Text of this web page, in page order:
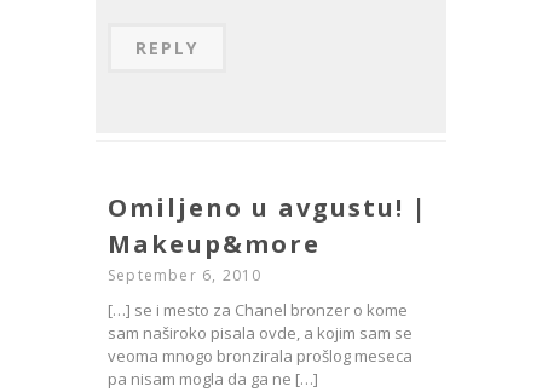
REPLY
Omiljeno u avgustu! |
Makeup&more
September 6, 2010
[…] se i mesto za Chanel bronzer o kome
sam naširoko pisala ovde, a kojim sam se
veoma mnogo bronzirala prošlog meseca
pa nisam mogla da ga ne […]